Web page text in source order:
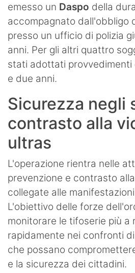
emesso un Daspo della
accompagnato dall'obbligo
presso un ufficio di polizia
anni. Per gli altri quattro
stati adottati
e due anni.
Sicurezza negli
contrasto alla
ultras
L'operazione rientra nelle
prevenzione e contrasto alla
collegate alle
L'obiettivo delle forze
monitorare le tifoserie più a
rapidamente nei confronti
che possano
e la sicurezza dei cittadini.